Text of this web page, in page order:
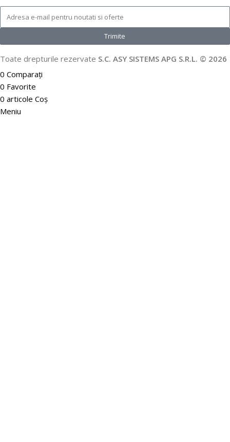
Trimite
Toate drepturile rezervate S.C. ASY SISTEMS APG S.R.L. © 2026
0 Comparați
0 Favorite
0 articole Coș
Meniu